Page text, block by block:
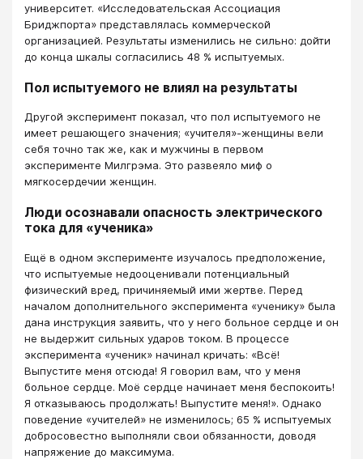
университет. «Исследовательская Ассоциация
Бриджпорта» представлялась коммерческой
организацией. Результаты изменились не сильно: дойти
до конца шкалы согласились 48 % испытуемых.
Пол испытуемого не влиял на результаты
Другой эксперимент показал, что пол испытуемого не
имеет решающего значения; «учителя»-женщины вели
себя точно так же, как и мужчины в первом
эксперименте Милгрэма. Это развеяло миф о
мягкосердечии женщин.
Люди осознавали опасность электрического
тока для «ученика»
Ещё в одном эксперименте изучалось предположение,
что испытуемые недооценивали потенциальный
физический вред, причиняемый ими жертве. Перед
началом дополнительного эксперимента «ученику» была
дана инструкция заявить, что у него больное сердце и он
не выдержит сильных ударов током. В процессе
эксперимента «ученик» начинал кричать: «Всё!
Выпустите меня отсюда! Я говорил вам, что у меня
больное сердце. Моё сердце начинает меня беспокоить!
Я отказываюсь продолжать! Выпустите меня!». Однако
поведение «учителей» не изменилось; 65 % испытуемых
добросовестно выполняли свои обязанности, доводя
напряжение до максимума.